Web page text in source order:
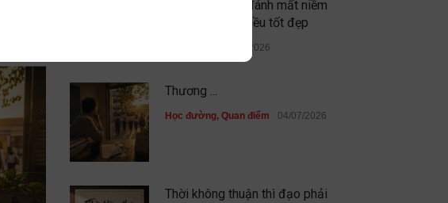
xứng đáng mà đánh mất niềm
tin vào những điều tốt đẹp
09/07/2026
Thương ...
Học đường, Quan điểm 04/07/2026
Thời không thuận thì đạo phải